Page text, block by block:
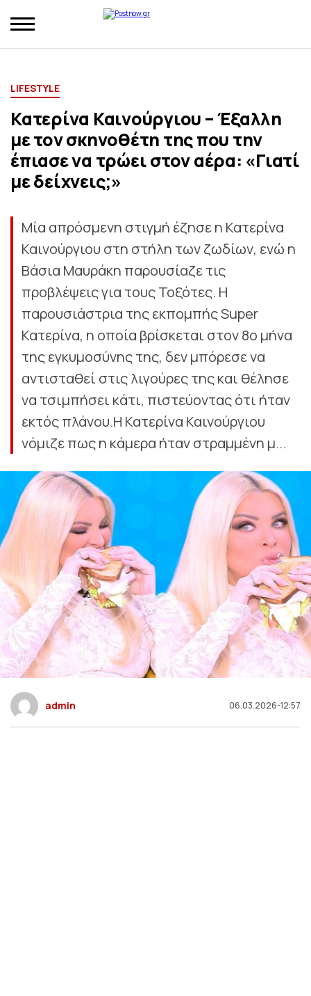
LIFESTYLE
Κατερίνα Καινούργιου – Έξαλλη
με τον σκηνοθέτη της που την
έπιασε να τρώει στον αέρα: «Γιατί
με δείχνεις;»
Μία απρόσμενη στιγμή έζησε η Κατερίνα
Καινούργιου στη στήλη των ζωδίων, ενώ η
Βάσια Μαυράκη παρουσίαζε τις
προβλέψεις για τους Τοξότες. Η
παρουσιάστρια της εκπομπής Super
Κατερίνα, η οποία βρίσκεται στον 8ο μήνα
της εγκυμοσύνης της, δεν μπόρεσε να
αντισταθεί στις λιγούρες της και θέλησε
να τσιμπήσει κάτι, πιστεύοντας ότι ήταν
εκτός πλάνου.Η Κατερίνα Καινούργιου
νόμιζε πως η κάμερα ήταν στραμμένη μ...
admin 06.03.2026-12:57